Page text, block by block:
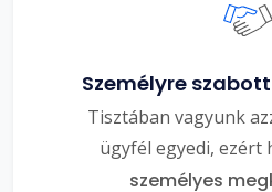
Személyre
Tisztában vagyunk
ügyfél egyedi, ezért
személyes